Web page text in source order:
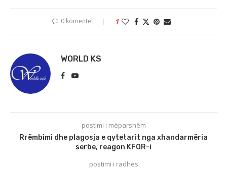
0 komentet 1
WORLD KS
postimi i mëparshëm
Rrëmbimi dhe plagosja e qytetarit nga xhandarmëria
serbe, reagon KFOR-i
postimi i radhës